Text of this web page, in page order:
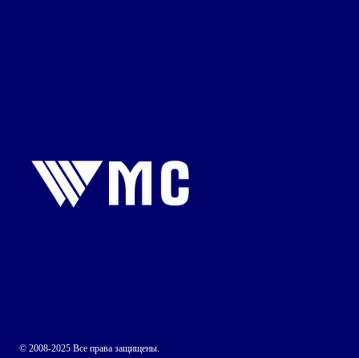
© 2008-2025 Все права защищены.